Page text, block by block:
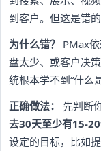
到客户。但这是错的
为什么错？ PMax
盘太少、或客户决
统根本学不到“什么
正确做法：
先判断
去30天至少有15-20
设定的目标，比如